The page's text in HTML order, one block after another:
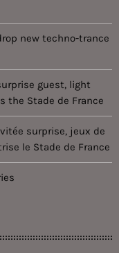
new techno-trance
guest, light
the Stade de France
surprise, jeux de
le Stade de France